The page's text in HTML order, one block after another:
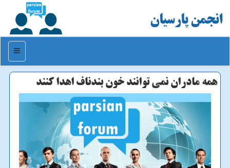
انجمن پارسیان
منو
همه مادران نمی توانند خون بندناف اهدا كنند